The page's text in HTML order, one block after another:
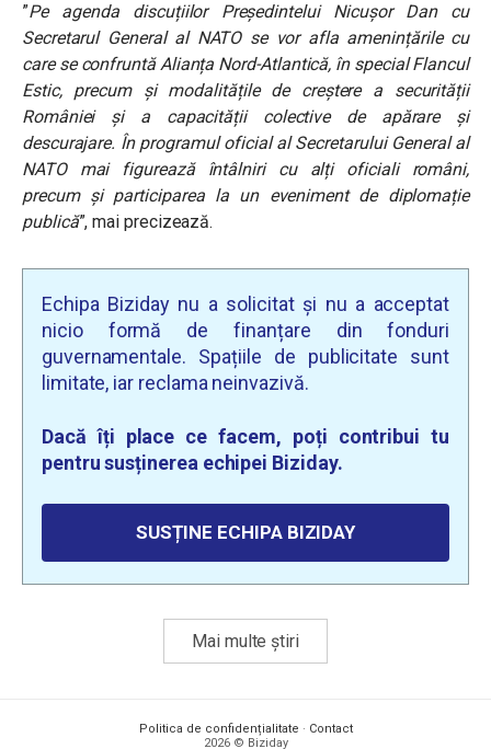
”Pe agenda discuțiilor Președintelui Nicușor Dan cu
Secretarul General al NATO se vor afla amenințările cu
care se confruntă Alianța Nord-Atlantică, în special Flancul
Estic, precum și modalitățile de creștere a securității
României și a capacității colective de apărare și
descurajare. În programul oficial al Secretarului General al
NATO mai figurează întâlniri cu alți oficiali români,
precum și participarea la un eveniment de diplomație
publică”, mai precizează.
Echipa Biziday nu a solicitat și nu a acceptat
nicio formă de finanțare din fonduri
guvernamentale. Spațiile de publicitate sunt
limitate, iar reclama neinvazivă.
Dacă îți place ce facem, poți contribui tu
pentru susținerea echipei Biziday.
SUSȚINE ECHIPA BIZIDAY
Mai multe știri
Politica de confidențialitate · Contact
2026 © Biziday